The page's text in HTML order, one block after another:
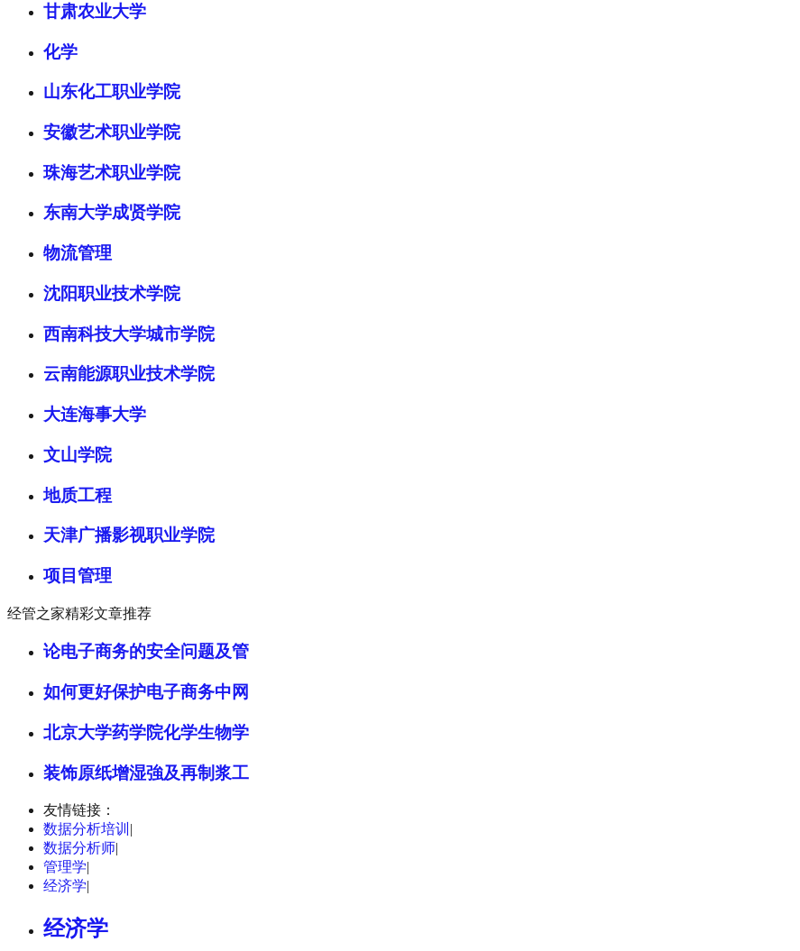
甘肃农业大学
化学
山东化工职业学院
安徽艺术职业学院
珠海艺术职业学院
东南大学成贤学院
物流管理
沈阳职业技术学院
西南科技大学城市学院
云南能源职业技术学院
大连海事大学
文山学院
地质工程
天津广播影视职业学院
项目管理
经管之家精彩文章推荐
论电子商务的安全问题及管
如何更好保护电子商务中网
北京大学药学院化学生物学
装饰原纸增湿強及再制浆工
友情链接：
数据分析培训 |
数据分析师|
管理学|
经济学|
经济学